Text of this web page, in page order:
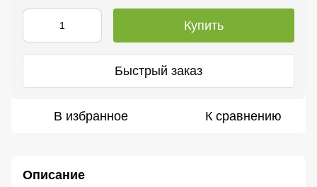
Купить
Быстрый заказ
В избранное К сравнению
Описание